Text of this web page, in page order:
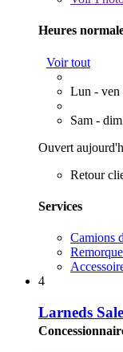
Heures
Voir tout
Lun - ven
Sam -
Ouvert
Retour
Services
Camions
4
Larneds